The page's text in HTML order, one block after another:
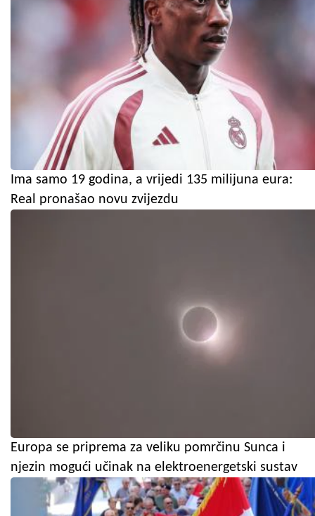
Ima samo 19 godina, a vrijedi 135 milijuna eura:
Real pronašao novu zvijezdu
Europa se priprema za veliku pomrčinu Sunca i
njezin mogući učinak na elektroenergetski sustav